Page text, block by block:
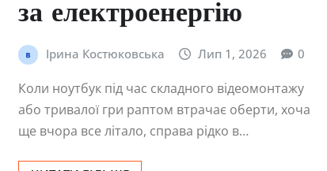
за електроенергію
Ірина Костюковська Лип 1, 2026 0
Коли ноутбук під час складного відеомонтажу
або тривалої гри раптом втрачає оберти, хоча
ще вчора все літало, справа рідко в…